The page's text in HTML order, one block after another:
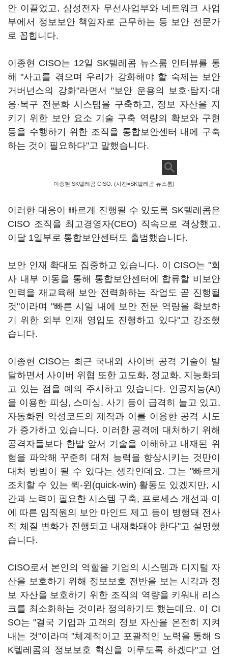
안 이끌었고, 삼성전자 무선사업부와 네트워크 사업
부에서 정보보안 책임자로 근무하는 등 보안 전문가
로 꼽힙니다.
이종현 CISO는 12일 SK텔레콤 뉴스룸 인터뷰를 통
해 "사고를 겪으며 우리가 강화해야 할 숙제는 보안
거버넌스의 강화"라면서 "보안 운용의 보호·탐지·대
응·복구 전문화 시스템을 구축하고, 정보 자산을 지
키기 위한 보안 요소 기술 구축 역량의 확보와 구현
등을 수행하기 위한 조직을 통합보안센터 내에 구축
하는 것이 필요하다"고 말했습니다.
이종현 SK텔레콤 CISO. (사진=SK텔레콤 뉴스룸)
이러한 대응이 빠르게 진행될 수 있도록 SK텔레콤은
CISO 조직을 최고경영자(CEO) 직속으로 격상했고,
이달 1일부로 통합보안센터도 출범했습니다.
보안 인재 확대도 집중하고 있습니다. 이 CISO는 "회
사 내부 이동을 통해 통합보안센터에 합류할 비보안
인력을 재교육해 보안 전력화하는 작업도 곧 진행될
것"이라며 "빠른 시일 내에 보안 전문 역량을 확보하
기 위한 외부 인재 영입도 진행하고 있다"고 강조했
습니다.
이종현 CISO는 최근 국내외 사이버 공격 기술이 발
달하면서 사이버 위협 또한 고도화, 정교화, 지능화되
고 있는 점을 예의 주시하고 있습니다. 인공지능(AI)
을 이용한 피싱, 스미싱, 사기 등이 급격히 늘고 있고,
자동화된 악성코드의 제작과 이를 이용한 공격 시도
가 증가하고 있습니다. 이러한 공격에 대처하기 위해
공격자들보다 한발 앞서 기술을 이해하고 내재된 위
험을 파악해 꾸준히 대처 능력을 향상시키는 것만이
대처 방법이 될 수 있다는 생각인데요. 그는 "빠르게
조치할 수 있는 퀵-윈(quick-win) 활동도 있겠지만, 시
간과 노력이 필요한 시스템 구축, 프로세스 개선과 이
에 따른 임직원의 보안 마인드 제고 등이 병행돼 전사
적 체질 변화가 진행되고 내재화돼야 한다"고 설명했
습니다.
CISO로서 본인의 역할을 기업의 시스템과 디지털 자
산을 보호하기 위해 정보보호 전반을 보는 시각과 정
보 자산을 보호하기 위한 조직의 역량을 키워내 리스
크를 최소화하는 것이라 정의하기도 했는데요. 이 CI
SO는 "결국 기업과 고객의 정보 자산을 온전히 지켜
내는 것"이라며 "체계적이고 포괄적인 노력을 통해 S
K텔레콤의 정보보호 혁신을 이루도록 하겠다"고 언